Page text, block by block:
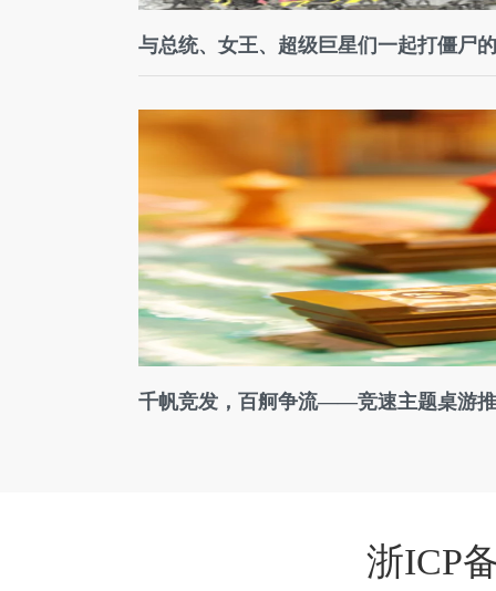
与总统、女王、超级巨星们一起打僵尸
千帆竞发，百舸争流——竞速主题桌游
浙ICP